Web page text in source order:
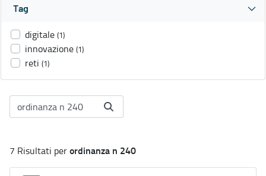
Tag
digitale (1)
innovazione (1)
reti (1)
7 Risultati perordinanza n 240